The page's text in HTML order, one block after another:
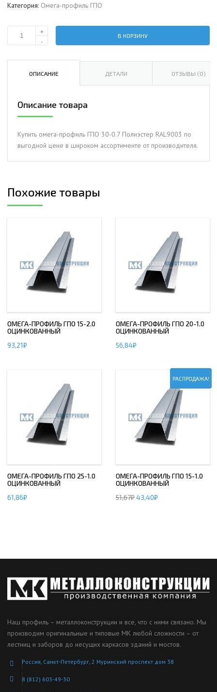
Категория: Омега-профиль ГПО
Количество
профиль
Полиэстер
RAL9003
+
-
В КОРЗИНУ
ОПИСАНИЕ ДЕТАЛИ ОТЗЫВЫ (0)
Описание товара
Купить омега-профиль ГПО 30-0.7 Полиэстер RAL9003 по
выгодной цене в широком ассортименте от производителя.
Похожие товары
ОМЕГА-ПРОФИЛЬ ГПО 15-2.0
ОЦИНКОВАННЫЙ
93,21₽
ОМЕГА-ПРОФИЛЬ ГПО 20-1.0
ОЦИНКОВАННЫЙ
56,84₽
ОМЕГА-ПРОФИЛЬ ГПО 25-1.0
ОЦИНКОВАННЫЙ
61,86₽
РАСПРОДАЖА!
ОМЕГА-ПРОФИЛЬ ГПО 15-1.0
ОЦИНКОВАННЫЙ
51,67₽43,40₽
Наш профиль – металлоконструкции и все, что с ними связано. Мы
производим оригинальные и типовые МК любой сложности – от
лестниц и заборов до несущих каркасов зданий и мостов.
Россия, Санкт-Петербург, 2 Муринский проспект дом 38
8 (812) 603-49-30